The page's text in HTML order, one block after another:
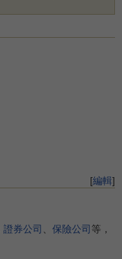
[編輯]
證券公司 、 保險公司 等，